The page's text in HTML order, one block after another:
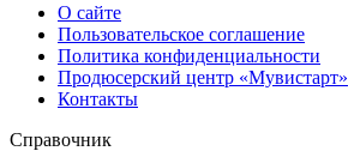
О сайте
Пользовательское соглашение
Политика конфиденциальности
Продюсерский центр «Мувистарт»
Контакты
Справочник